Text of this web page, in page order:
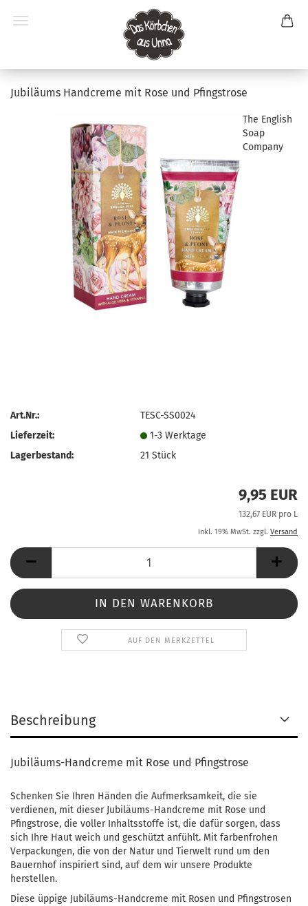
Jubiläums Handcreme mit Rose und Pfingstrose
The English
Soap
Company
Art.Nr.:
TESC-SS0024
Lieferzeit:
1-3 Werktage
Lagerbestand:
21Stück
9,95 EUR
132,67 EUR pro L
inkl. 19% MwSt. zzgl. Versand
AUF DEN MERKZETTEL
Beschreibung
Jubiläums-Handcreme mit Rose und Pfingstrose
Schenken Sie Ihren Händen die Aufmerksamkeit, die sie
verdienen, mit dieser Jubiläums-Handcreme mit Rose und
Pfingstrose, die voller Inhaltsstoffe ist, die dafür sorgen, dass
sich Ihre Haut weich und geschützt anfühlt. Mit farbenfrohen
Verpackungen, die von der Natur und Tierwelt rund um den
Bauernhof inspiriert sind, auf dem wir unsere Produkte
herstellen.
Diese üppige Jubiläums-Handcreme mit Rosen und Pfingstrosen